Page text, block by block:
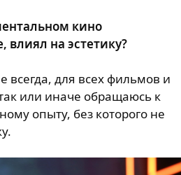
кино
влиял на эстетику?
для всех фильмов и
или иначе обращаюсь к
опыту, без которого не